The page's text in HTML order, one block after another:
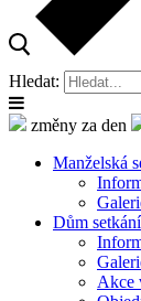
Hledat:
změny za den
Manželská
Dům setkání
Akce